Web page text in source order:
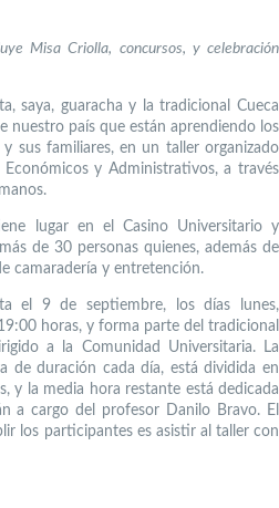
Misa Criolla, concursos, y celebración
saya, guaracha y la tradicional Cueca
nuestro país que están aprendiendo los
sus familiares, en un taller organizado
y Administrativos, a través
lugar en el Casino Universitario y
de 30 personas quienes, además de
camaradería y entretención.
el 9 de septiembre, los días lunes,
horas, y forma parte del tradicional
a la Comunidad Universitaria. La
de duración cada día, está dividida en
y la media hora restante está dedicada
a cargo del profesor Danilo Bravo. El
los participantes es asistir al taller con